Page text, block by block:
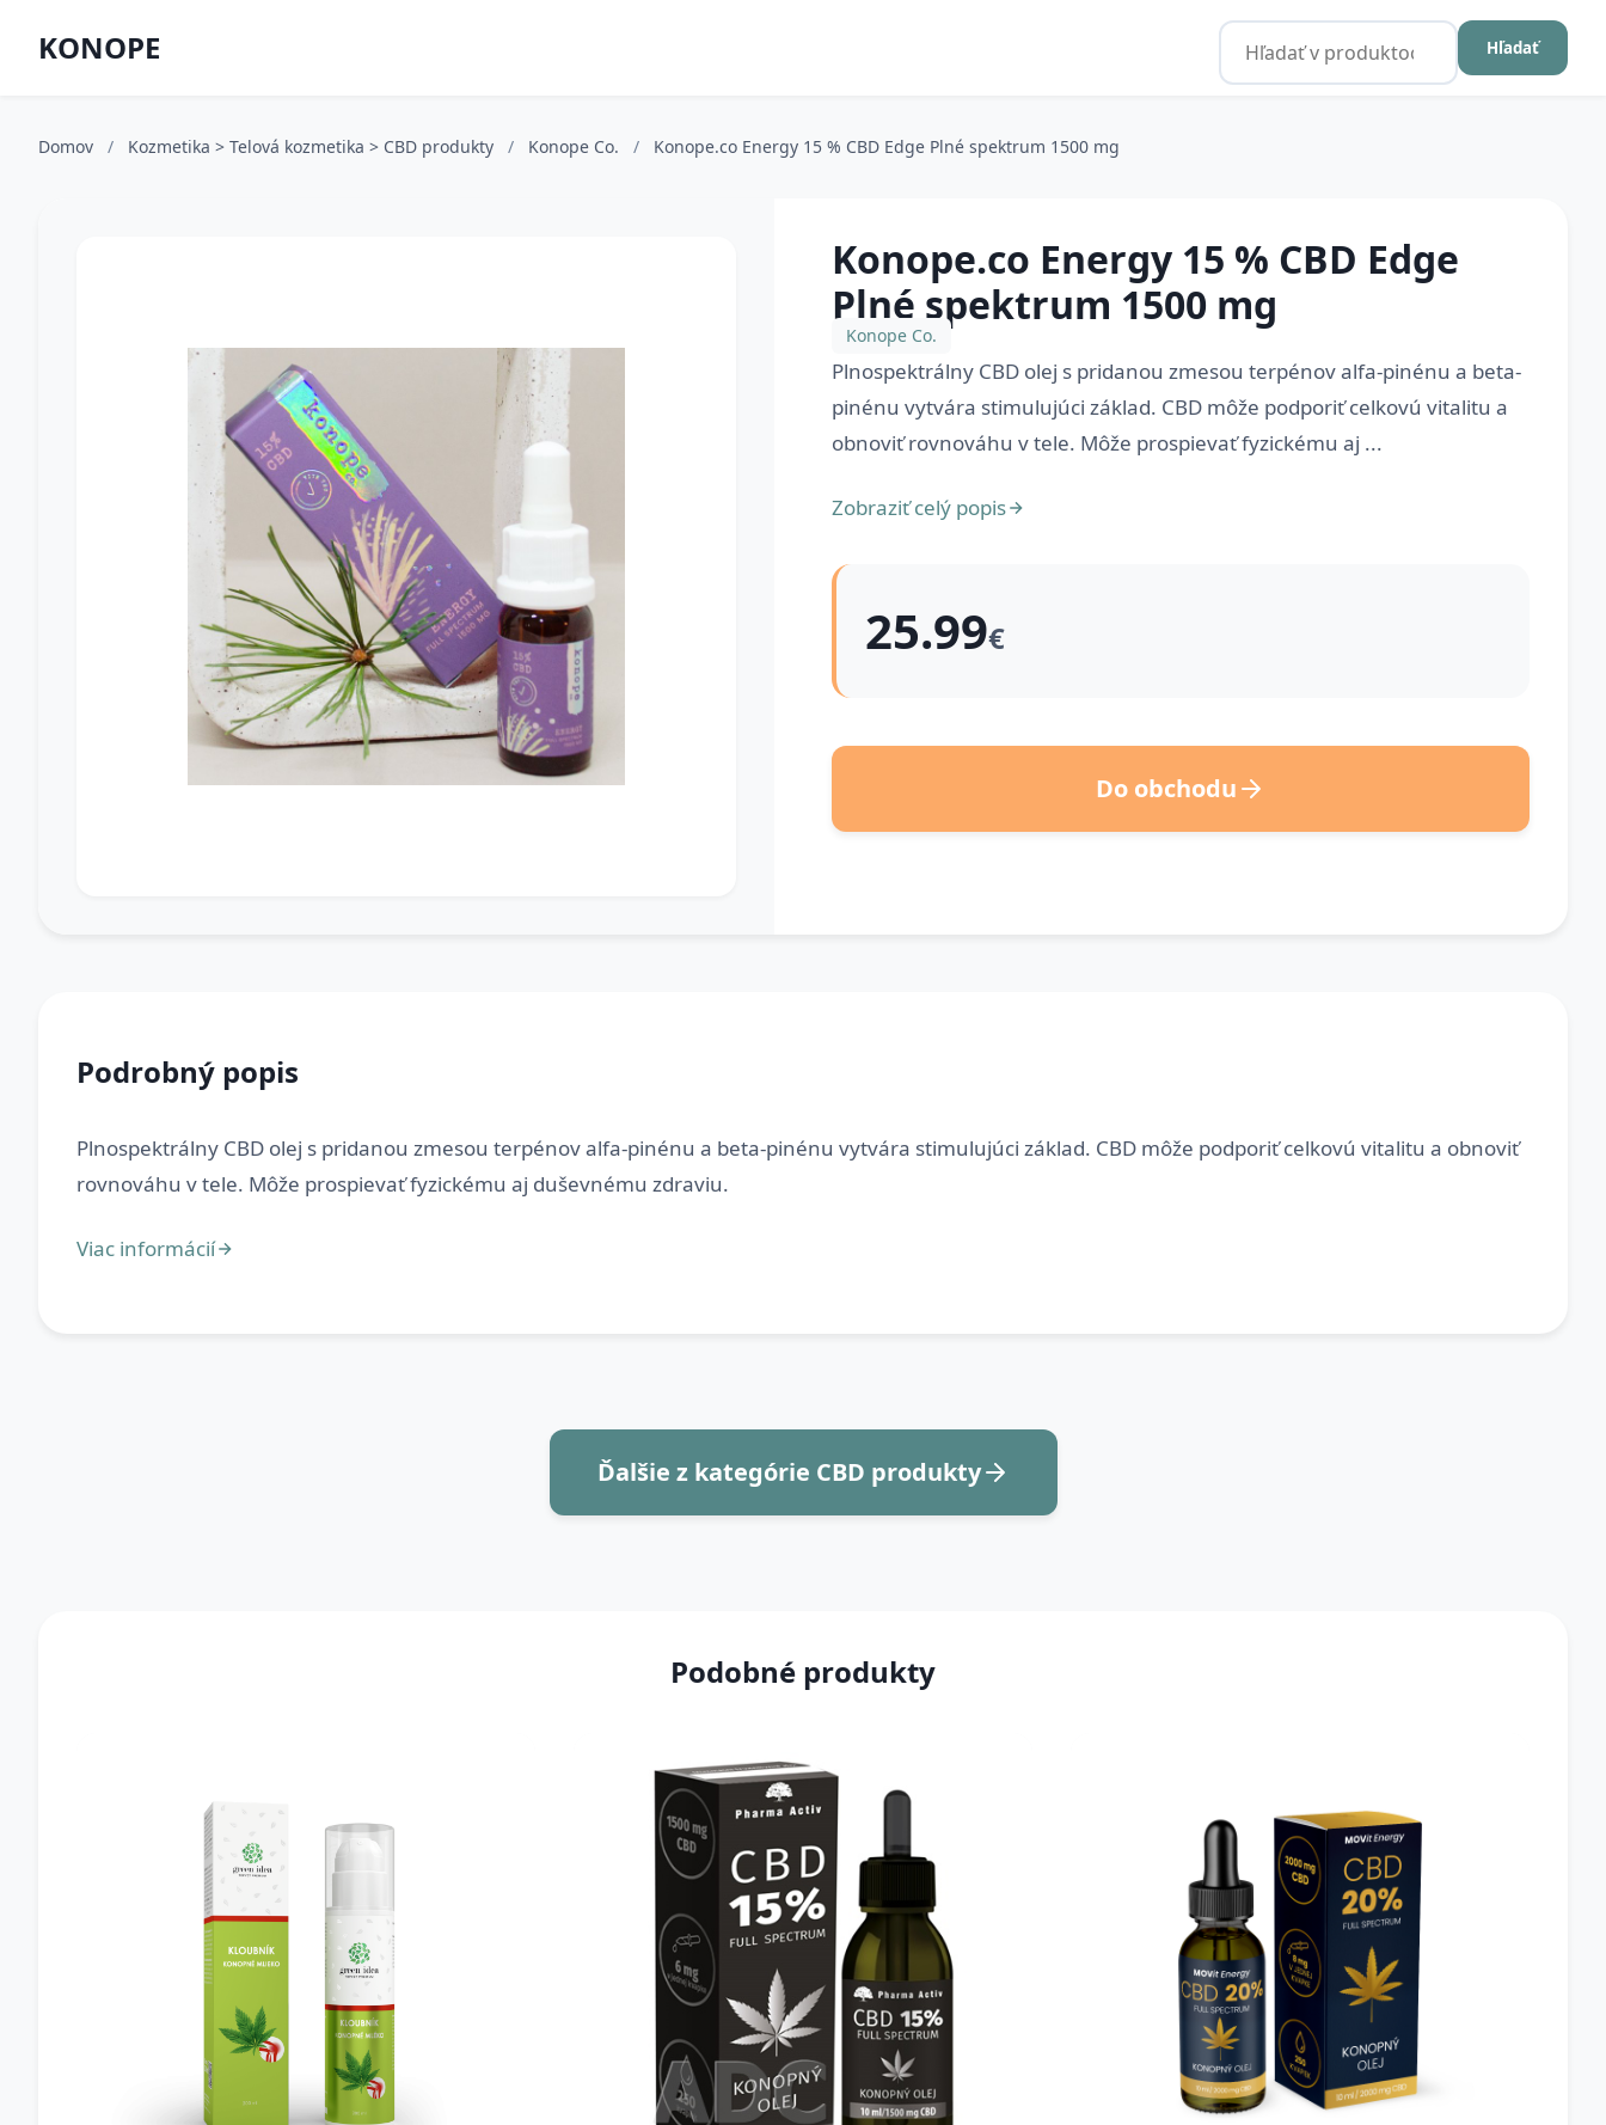
KONOPE Hľadať
Domov / Kozmetika > Telová kozmetika > CBD produkty / Konope Co. / Konope.co Energy 15 % CBD Edge Plné spektrum 1500 mg
Konope.co Energy 15 % CBD Edge
Plné spektrum 1500 mg
Konope Co.
Plnospektrálny CBD olej s pridanou zmesou terpénov alfa-pinénu a beta-
pinénu vytvára stimulujúci základ. CBD môže podporiť celkovú vitalitu a
obnoviť rovnováhu v tele. Môže prospievať fyzickému aj ...
Zobraziť celý popis
25.99€
Do obchodu
Podrobný popis
Plnospektrálny CBD olej s pridanou zmesou terpénov alfa-pinénu a beta-pinénu vytvára stimulujúci základ. CBD môže podporiť celkovú vitalitu a obnoviť
Ďalšie z kategórie CBD produkty
Podobné produkty